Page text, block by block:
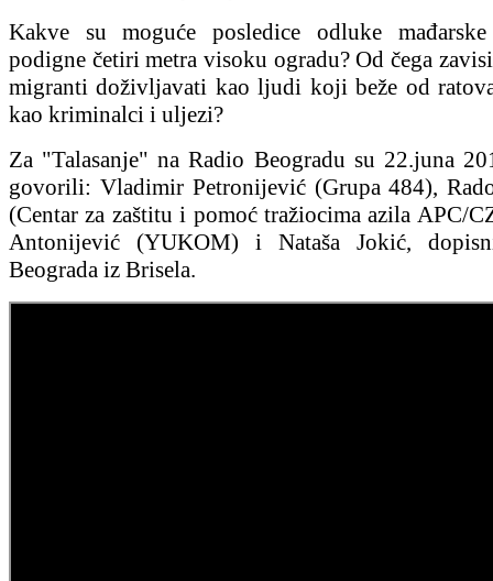
Kakve su moguće posledice odluke
podigne četiri metra visoku ogradu? Od čega
migranti doživljavati kao ljudi koji beže od
kao kriminalci i uljezi?
Za "Talasanje" na Radio Beogradu su 22.juna
govorili: Vladimir Petronijević (Grupa 484),
(Centar za zaštitu i pomoć tražiocima azila APC/
Antonijević (YUKOM) i Nataša Jokić,
Beograda iz Brisela.